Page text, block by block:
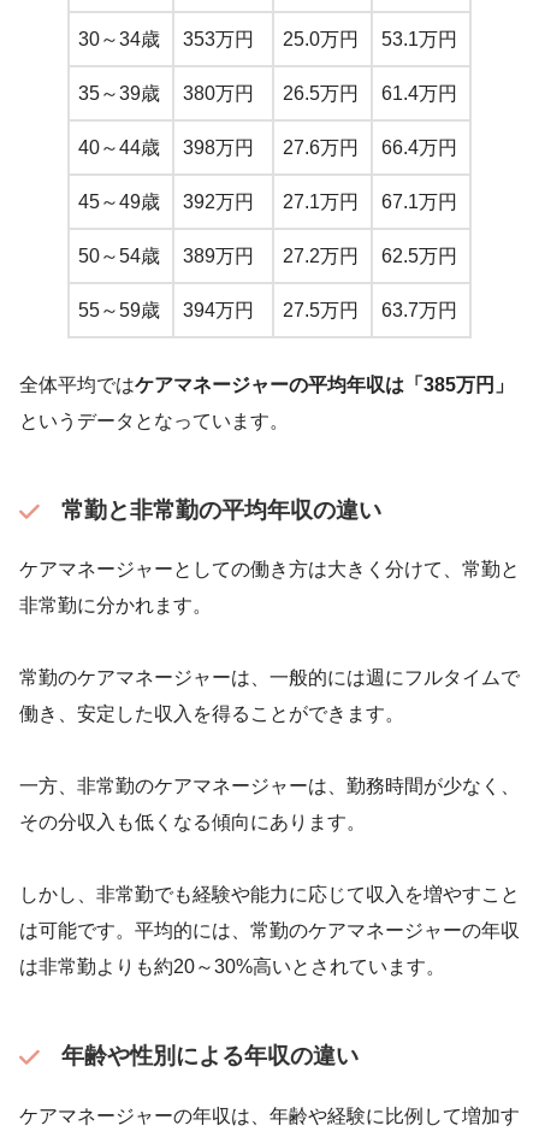
30～34歳 353万円 25.0万円 53.1万円
35～39歳 380万円 26.5万円 61.4万円
40～44歳 398万円 27.6万円 66.4万円
45～49歳 392万円 27.1万円 67.1万円
50～54歳 389万円 27.2万円 62.5万円
55～59歳 394万円 27.5万円 63.7万円
全体平均ではケアマネージャーの平均年収は「385万円」
というデータとなっています。
常勤と非常勤の平均年収の違い
ケアマネージャーとしての働き方は大きく分けて、常勤と
非常勤に分かれます。
常勤のケアマネージャーは、一般的には週にフルタイムで
働き、安定した収入を得ることができます。
一方、非常勤のケアマネージャーは、勤務時間が少なく、
その分収入も低くなる傾向にあります。
しかし、非常勤でも経験や能力に応じて収入を増やすこと
は可能です。平均的には、常勤のケアマネージャーの年収
は非常勤よりも約20～30%高いとされています。
年齢や性別による年収の違い
ケアマネージャーの年収は、年齢や経験に比例して増加す